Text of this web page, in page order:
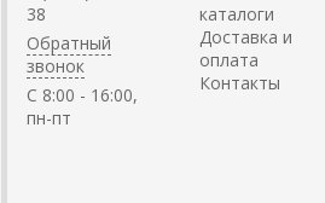
38
Обратный
звонок
C 8:00 - 16:00,
пн-пт
каталоги
Доставка и
оплата
Контакты